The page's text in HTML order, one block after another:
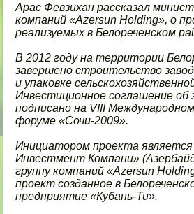
Арас Февзихан рассказал
компаний «Azersun Holding», о
реализуемых в Белореченском
В 2012 году на территории
завершено строительство
и упаковке
Инвестиционное соглашение
подписано на VIII
форуме «Сочи-2009».
Инициатором проекта
Инвестмент Компани»
группу компаний «Azersun
проект созданное в
предприятие «Кубань-Ти».